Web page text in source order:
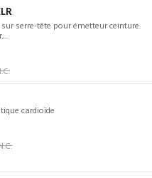
serre-tête pour émetteur ceinture.
cardioïde